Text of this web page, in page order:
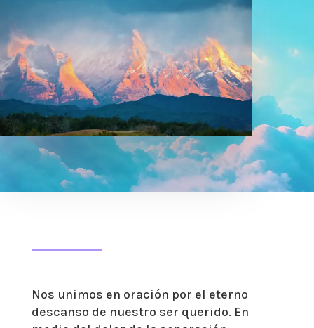
Nos unimos en oración por el eterno
descanso de nuestro ser querido. En